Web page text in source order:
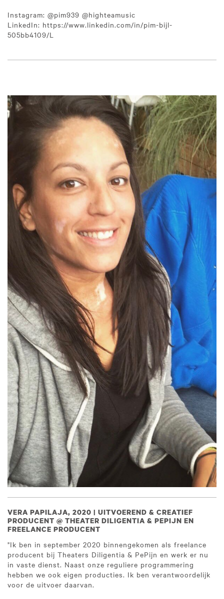
Instagram: @pim939 @highteamusic
LinkedIn: https://www.linkedin.com/in/pim-bijl-
505bb4109/L
VERA PAPILAJA, 2020 | UITVOEREND & CREATIEF
PRODUCENT @ THEATER DILIGENTIA & PEPIJN EN
FREELANCE PRODUCENT
"Ik ben in september 2020 binnengekomen als freelance
producent bij Theaters Diligentia & PePijn en werk er nu
in vaste dienst. Naast onze reguliere programmering
hebben we ook eigen producties. Ik ben verantwoordelijk
voor de uitvoer daarvan.